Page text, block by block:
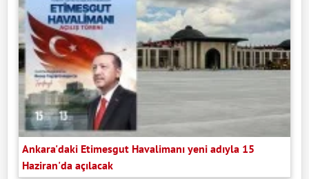
Ankara'daki Etimesgut Havalimanı yeni adıyla 15
Haziran'da açılacak